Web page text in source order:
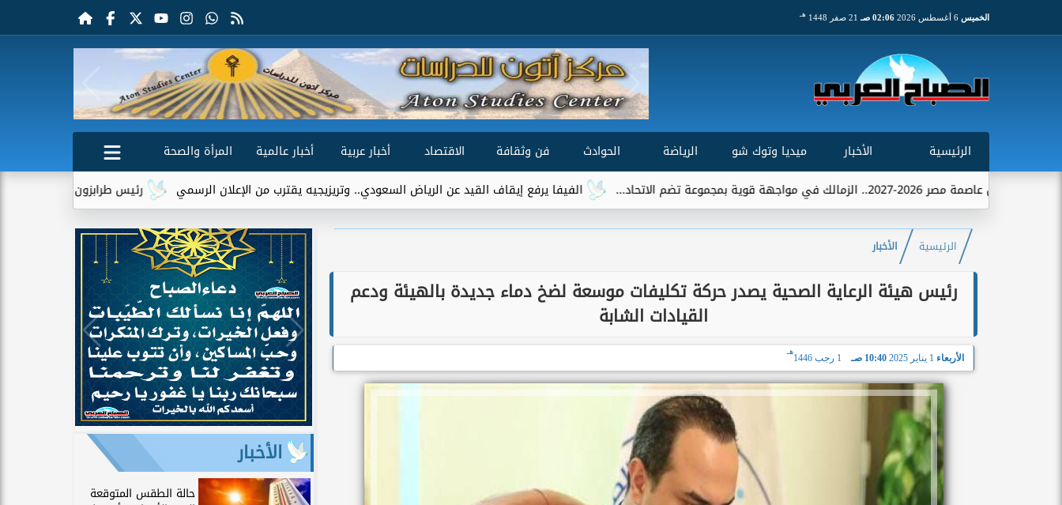
الخميس 02:06 صـ 21 صفر 1448 هـ
الرئيسية الأخبار ميديا وتوك شو الرياضة الحوادث فن وثقافة الاقتصاد أخبار عربية أخبار عالمية
المرأة والصحة
رئيس طرابزون سبور يكشف دور تريزيجيه في
الفيفا يرفع إيقاف القيد عن الرياض السعودي.. وتريزيجيه يقترب من الإعلان الرسمي
الرئيسية الأخبار
رئيس هيئة الرعاية الصحية يصدر حركة تكليفات موسعة لضخ دماء جديدة بالهيئة ودعم
القيادات الشابة
الأربعاء 10:40 صـ 1 رجب 1446
هـ
الأخبار
حالة الطقس المتوقعة